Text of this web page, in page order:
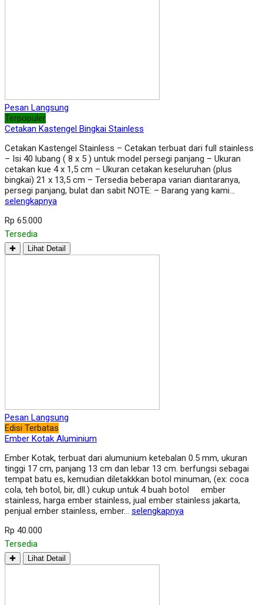
Pesan Langsung
Terpopuler
Cetakan Kastengel Bingkai Stainless
Cetakan Kastengel Stainless – Cetakan terbuat dari full stainless
– Isi 40 lubang ( 8 x 5 ) untuk model persegi panjang – Ukuran
cetakan kue 4 x 1,5 cm – Ukuran cetakan keseluruhan (plus
bingkai) 21 x 13,5 cm – Tersedia beberapa varian diantaranya,
persegi panjang, bulat dan sabit NOTE: – Barang yang kami…
selengkapnya
Rp 65.000
Tersedia
✚ Lihat Detail
Pesan Langsung
Edisi Terbatas
Ember Kotak Aluminium
Ember Kotak, terbuat dari alumunium ketebalan 0.5 mm, ukuran
tinggi 17 cm, panjang 13 cm dan lebar 13 cm. berfungsi sebagai
tempat batu es, kemudian diletakkkan botol minuman, (ex: coca
cola, teh botol, bir, dll.) cukup untuk 4 buah botol ember
stainless, harga ember stainless, jual ember stainless jakarta,
penjual ember stainless, ember… selengkapnya
Rp 40.000
Tersedia
✚ Lihat Detail